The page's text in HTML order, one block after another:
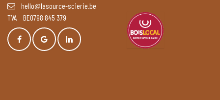
hello@lasource-scierie.be
TVA BE0798 845 379